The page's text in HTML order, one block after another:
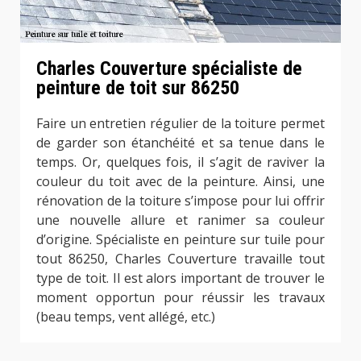
Charles Couverture spécialiste de
peinture de toit sur 86250
Faire un entretien régulier de la toiture permet
de garder son étanchéité et sa tenue dans le
temps. Or, quelques fois, il s’agit de raviver la
couleur du toit avec de la peinture. Ainsi, une
rénovation de la toiture s’impose pour lui offrir
une nouvelle allure et ranimer sa couleur
d’origine. Spécialiste en peinture sur tuile pour
tout 86250, Charles Couverture travaille tout
type de toit. Il est alors important de trouver le
moment opportun pour réussir les travaux
(beau temps, vent allégé, etc.)